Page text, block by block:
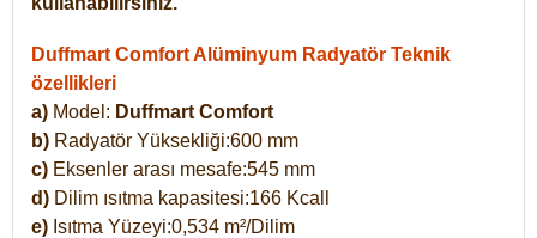
Duffmart Comfort Alüminyum Radyatör Teknik
özellikleri
a) Model: Duffmart Comfort
b) Radyatör Yüksekliği:600 mm
c) Eksenler arası mesafe:545 mm
d) Dilim ısıtma kapasitesi:166 Kcall
e) Isıtma Yüzeyi:0,534 m²/Dilim